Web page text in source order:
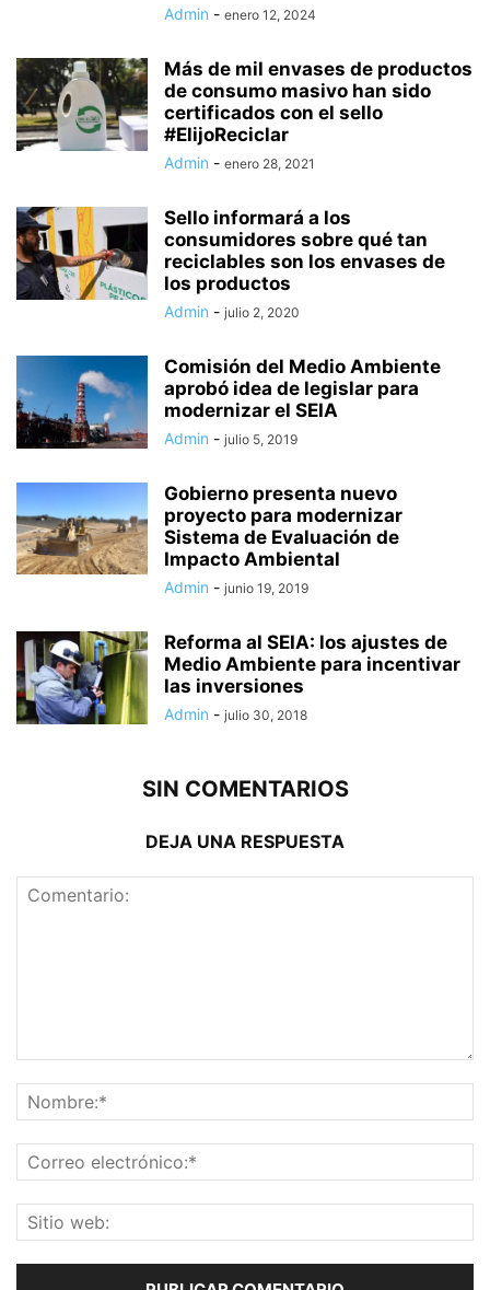
Admin - enero 12, 2024
Más de mil envases de productos
de consumo masivo han sido
certificados con el sello
#ElijoReciclar
Admin - enero 28, 2021
Sello informará a los
consumidores sobre qué tan
reciclables son los envases de
los productos
Admin - julio 2, 2020
Comisión del Medio Ambiente
aprobó idea de legislar para
modernizar el SEIA
Admin - julio 5, 2019
Gobierno presenta nuevo
proyecto para modernizar
Sistema de Evaluación de
Impacto Ambiental
Admin - junio 19, 2019
Reforma al SEIA: los ajustes de
Medio Ambiente para incentivar
las inversiones
Admin - julio 30, 2018
SIN COMENTARIOS
DEJA UNA RESPUESTA